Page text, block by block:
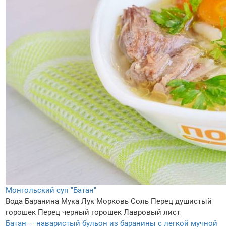
Монгольский суп "Батан"
Вода Баранина Мука Лук Морковь Соль Перец душистый
горошек Перец черный горошек Лавровый лист
Батан — наваристый бульон из баранины с легкой мучной